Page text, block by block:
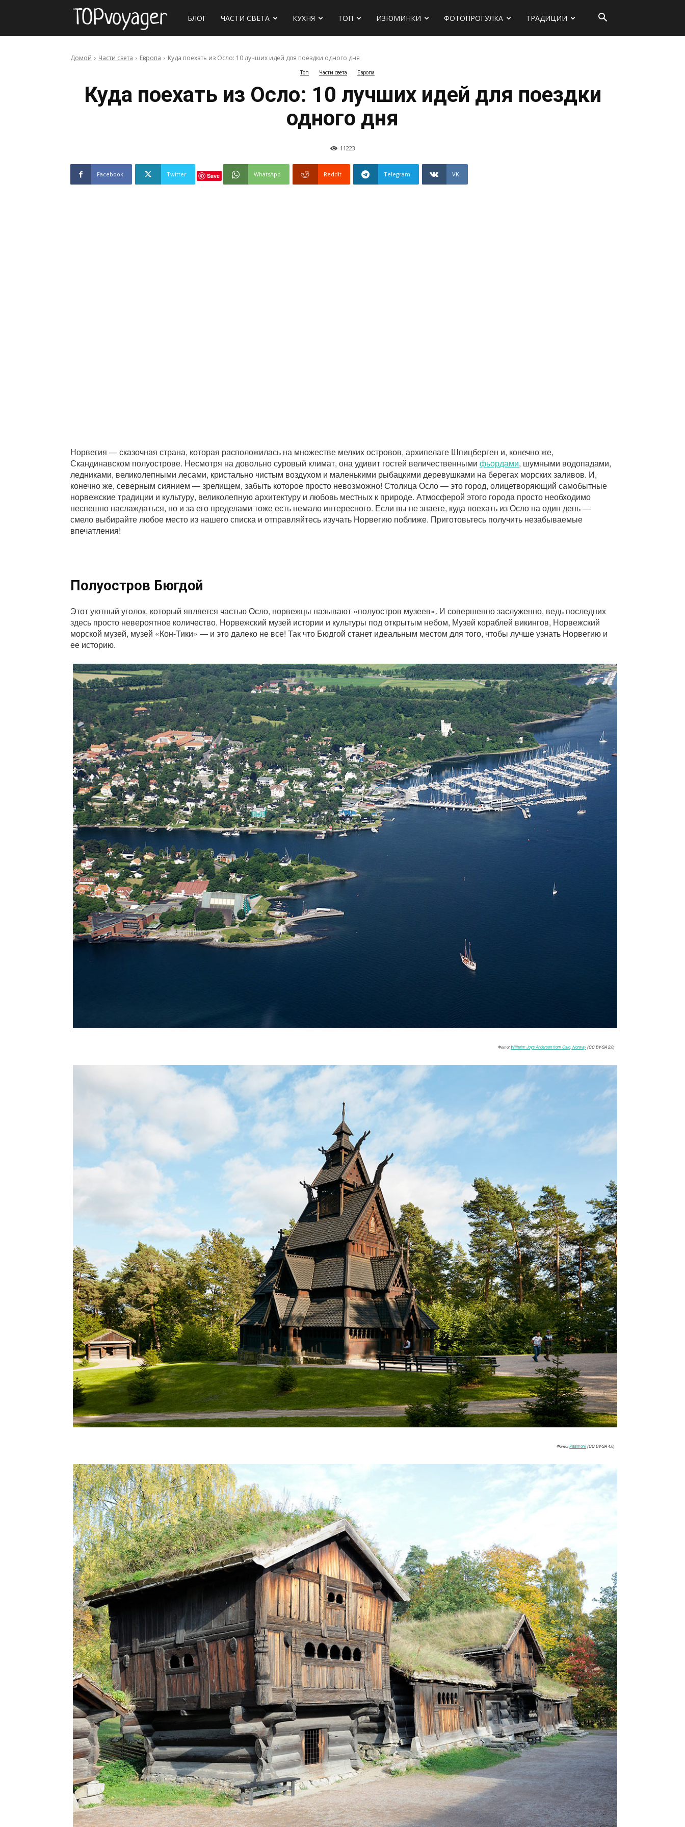
Сайт
БЛОГ ЧАСТИ СВЕТА КУХНЯ ТОП ИЗЮМИНКИ ФОТОПРОГУЛКА ТРАДИЦИИ
Домой Части света Европа Куда поехать из Осло: 10 лучших идей для поездки одного дня
Топ Части света Европа
Куда поехать из Осло: 10 лучших идей для поездки
одного дня
11223
Facebook Twitter Save WhatsApp ReddIt Telegram VK
Норвегия — сказочная страна, которая расположилась на множестве мелких островов, архипелаге Шпицберген и, конечно же,
Скандинавском полуострове. Несмотря на довольно суровый климат, она удивит гостей величественными фьордами, шумными водопадами,
ледниками, великолепными лесами, кристально чистым воздухом и маленькими рыбацкими деревушками на берегах морских заливов. И,
конечно же, северным сиянием — зрелищем, забыть которое просто невозможно! Столица Осло — это город, олицетворяющий самобытные
норвежские традиции и культуру, великолепную архитектуру и любовь местных к природе. Атмосферой этого города просто необходимо
неспешно наслаждаться, но и за его пределами тоже есть немало интересного. Если вы не знаете, куда поехать из Осло на один день —
смело выбирайте любое место из нашего списка и отправляйтесь изучать Норвегию поближе. Приготовьтесь получить незабываемые
впечатления!
Полуостров Бюгдой
Этот уютный уголок, который является частью Осло, норвежцы называют «полуостров музеев». И совершенно заслуженно, ведь последних
здесь просто невероятное количество. Норвежский музей истории и культуры под открытым небом, Музей кораблей викингов, Норвежский
морской музей, музей «Кон-Тики» — и это далеко не все! Так что Бюдгой станет идеальным местом для того, чтобы лучше узнать Норвегию и
ее историю.
Фото: Wilhelm Joys Andersen from Oslo, Norway(CC BY-SA 2.0)
Фото:Paalmork(CC BY-SA 4.0)